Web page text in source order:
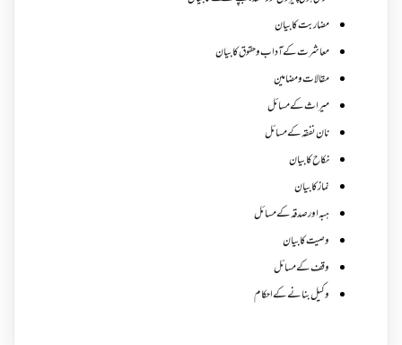
مضاربت کا بیان
معاشرت کے آداب و حقوق کا بیان
مقالات ومضامین
میراث کے مسائل
نان نفقہ کے مسائل
نکاح کا بیان
نماز کا بیان
ہبہ اور صدقہ کے مسائل
وصیت کا بیان
وقف کے مسائل
وکیل بنانے کے احکام